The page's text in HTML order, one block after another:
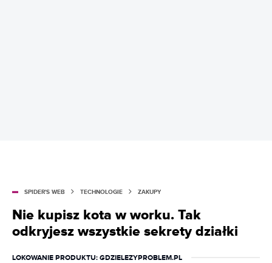
SPIDER'S WEB TECHNOLOGIE ZAKUPY
Nie kupisz kota w worku. Tak
odkryjesz wszystkie sekrety działki
LOKOWANIE PRODUKTU: GDZIELEZYPROBLEM.PL